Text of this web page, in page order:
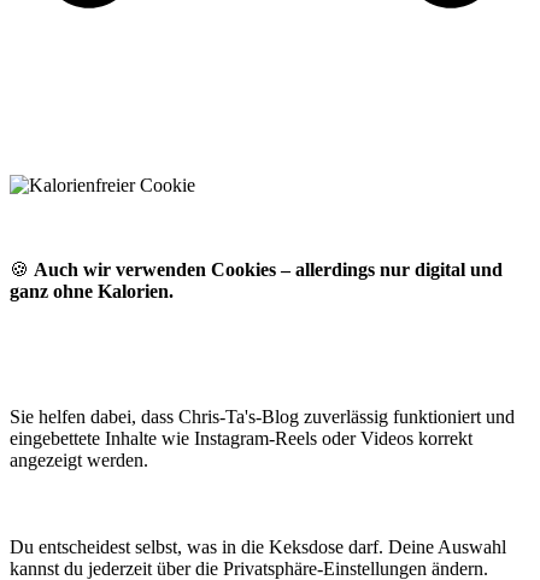
🍪 Auch wir verwenden Cookies – allerdings nur digital und
ganz ohne Kalorien.
Sie helfen dabei, dass Chris-Ta's-Blog zuverlässig funktioniert und
eingebettete Inhalte wie Instagram-Reels oder Videos korrekt
angezeigt werden.
Du entscheidest selbst, was in die Keksdose darf. Deine Auswahl
kannst du jederzeit über die Privatsphäre-Einstellungen ändern.